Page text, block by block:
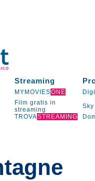
Streaming
MYMOVIESONE
Film gratis in
streaming
Sky
TROVASTREAMING